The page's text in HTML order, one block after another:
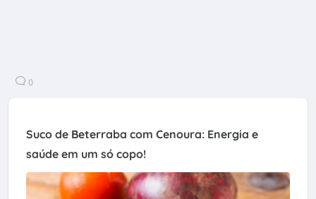
0
Suco de Beterraba com Cenoura: Energia e
saúde em um só copo!